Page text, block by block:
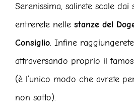
Serenissima, salirete scale dai
entrerete nelle stanze del
Consiglio. Infine
attraversando proprio il
(è l’unico modo che avrete
non sotto).